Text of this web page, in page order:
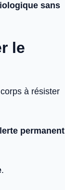
sans
le
à résister
permanent
.